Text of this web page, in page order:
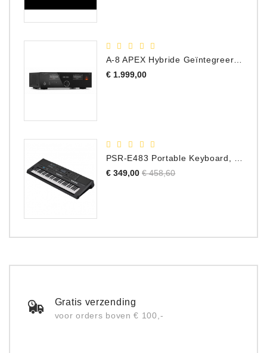
€ 1.999,00Prijs
€ 349,00 Normale
€ 458,60Prijs
Gratis verzending
voor orders boven € 100,-